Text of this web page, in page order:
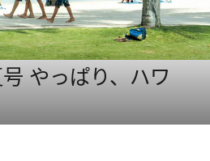
やっぱり、ハワ